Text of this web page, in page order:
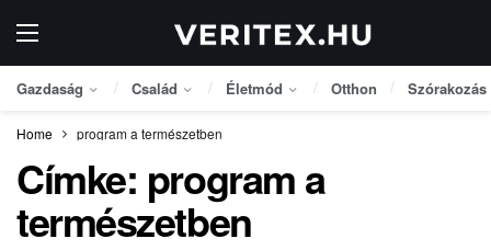
Gazdaság Család Életmód Otthon Szórakozás
Home program a természetben
Címke: program a
természetben